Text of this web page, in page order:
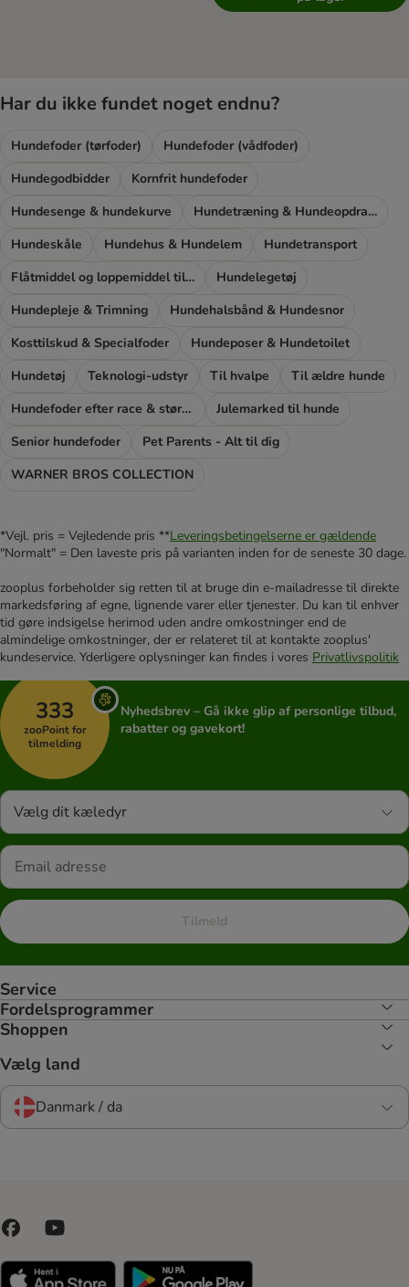
Har du ikke fundet noget endnu?
Hundefoder (tørfoder)
Hundefoder (vådfoder)
Hundegodbidder
Kornfrit hundefoder
Hundesenge & hundekurve
Hundetræning & Hundeopdragelse
Hundeskåle
Hundehus & Hundelem
Hundetransport
Flåtmiddel og loppemiddel til hunde
Hundelegetøj
Hundepleje & Trimning
Hundehalsbånd & Hundesnor
Kosttilskud & Specialfoder
Hundeposer & Hundetoilet
Hundetøj
Teknologi-udstyr Til hvalpe
Til ældre hunde
Hundefoder efter race & størrelse
Julemarked til hunde
Senior hundefoder
Pet Parents - Alt til dig
WARNER BROS COLLECTION
*Vejl. pris = Vejledende pris **Leveringsbetingelserne er gældende
"Normalt" = Den laveste pris på varianten inden for de seneste 30 dage.
zooplus forbeholder sig retten til at bruge din e-mailadresse til direkte
markedsføring af egne, lignende varer eller tjenester. Du kan til enhver
tid gøre indsigelse herimod uden andre omkostninger end de
almindelige omkostninger, der er relateret til at kontakte zooplus'
kundeservice. Yderligere oplysninger kan findes i vores Privatlivspolitik
333
zooPoint for
tilmelding
Nyhedsbrev – Gå ikke glip af personlige tilbud,
rabatter og gavekort!
Vælg dit kæledyr
Tilmeld
Service
Fordelsprogrammer
Shoppen
Vælg land
Danmark / da